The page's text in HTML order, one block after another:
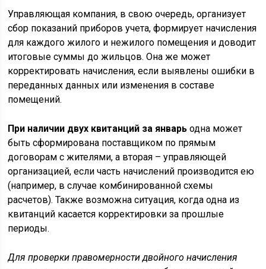
Управляющая компания, в свою очередь, организует
сбор показаний приборов учета, формирует начисления
для каждого жилого и нежилого помещения и доводит
итоговые суммы до жильцов. Она же может
корректировать начисления, если выявлены ошибки в
переданных данных или изменения в составе
помещений.
При наличии двух квитанций за январь одна может
быть сформирована поставщиком по прямым
договорам с жителями, а вторая – управляющей
организацией, если часть начислений производится ею
(например, в случае комбинированной схемы
расчетов). Также возможна ситуация, когда одна из
квитанций касается корректировки за прошлые
периоды.
Для проверки правомерности двойного начисления